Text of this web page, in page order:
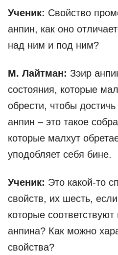
Ученик: Свойство
анпин, как оно
над ним и под ним?
М. Лайтман: Зэир
состояния, которые
обрести, чтобы
анпин – это такое
которые малхут
уподобляет себя бине.
Ученик: Это какой-то
свойств, их шесть,
которые
анпина? Как можно
свойства?